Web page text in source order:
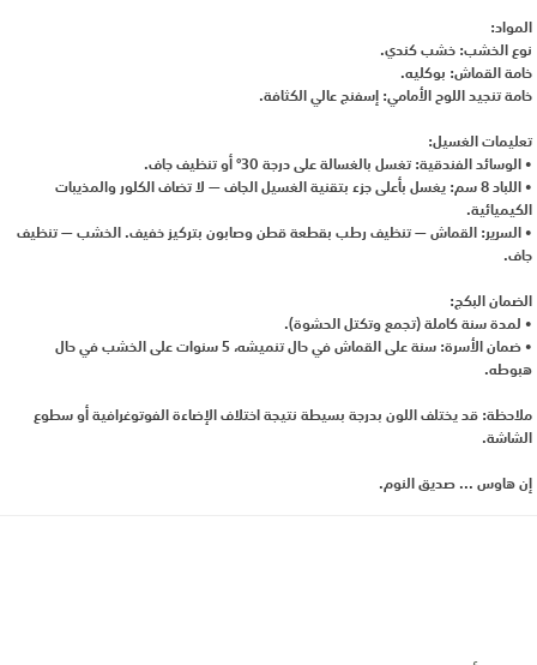
المواد:
نوع الخشب: خشب كندي.
خامة القماش: بوكليه.
خامة تنجيد اللوح الأمامي: إسفنج عالي الكثافة.
تعليمات الغسيل:
• الوسائد الفندقية: تغسل بالغسالة على درجة 30° أو تنظيف جاف.
• اللباد 8 سم: يغسل بأعلى جزء بتقنية الغسيل الجاف — لا تضاف الكلور والمذيبات
الكيميائية.
• السرير: القماش — تنظيف رطب بقطعة قطن وصابون بتركيز خفيف. الخشب — تنظيف
جاف.
الضمان البكج:
• لمدة سنة كاملة (تجمع وتكتل الحشوة).
• ضمان الأسرة: سنة على القماش في حال تنميشه، 5 سنوات على الخشب في حال
هبوطه.
ملاحظة: قد يختلف اللون بدرجة بسيطة نتيجة اختلاف الإضاءة الفوتوغرافية أو سطوع
الشاشة.
إن هاوس ... صديق النوم.